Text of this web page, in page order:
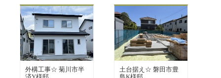
外構工事☆ 菊川市半
土台据え☆ 磐田市豊